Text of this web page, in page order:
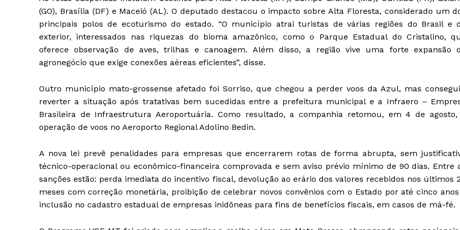
(GO), Brasília (DF) e Maceió (AL). O deputado destacou o impacto sobre Alta Floresta, considerado um
principais polos de ecoturismo do estado. “O município atrai turistas de várias regiões do Brasil e
exterior, interessados nas riquezas do bioma amazônico, como o Parque Estadual do Cristalino,
oferece observação de aves, trilhas e canoagem. Além disso, a região vive uma forte expansão
agronegócio que exige conexões aéreas eficientes”, disse.
Outro município mato-grossense afetado foi Sorriso, que chegou a perder voos da Azul, mas
reverter a situação após tratativas bem sucedidas entre a prefeitura municipal e a Infraero –
Brasileira de Infraestrutura Aeroportuária. Como resultado, a companhia retomou, em 4 de agosto,
operação de voos no Aeroporto Regional Adolino Bedin.
A nova lei prevê penalidades para empresas que encerrarem rotas de forma abrupta, sem
técnico-operacional ou econômico-financeira comprovada e sem aviso prévio mínimo de 90 dias. Entre
sanções estão: perda imediata do incentivo fiscal, devolução ao erário dos valores recebidos nos últimos
meses com correção monetária, proibição de celebrar novos convênios com o Estado por até cinco anos
inclusão no cadastro estadual de empresas inidôneas para fins de benefícios fiscais, em casos de má-fé.